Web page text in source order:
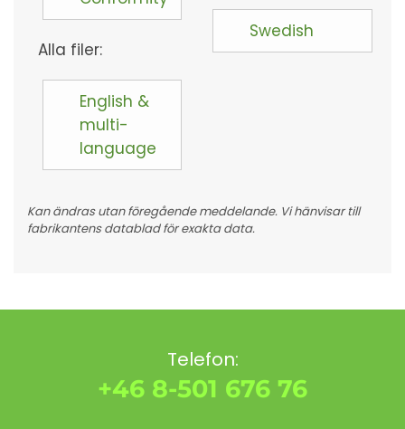
Alla filer:
English &
multi-
language
Swedish
Kan ändras utan föregående meddelande. Vi hänvisar till
fabrikantens datablad för exakta data.
Telefon:
+46 8-501 676 76